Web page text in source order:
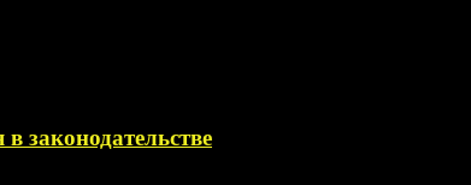
законодательстве